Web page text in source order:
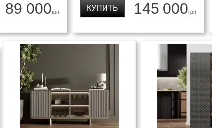
89 000грн 145 000грн
КУПИТЬ